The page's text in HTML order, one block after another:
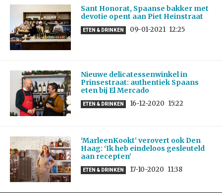
Sant Honorat, Spaanse bakker met
devotie opent aan Piet Heinstraat
ETEN & DRINKEN 09-01-2021 12:25
Nieuwe delicatessenwinkel in
Prinsestraat: authentiek Spaans
eten bij El Mercado
ETEN & DRINKEN 16-12-2020 15:22
‘MarleenKookt’ verovert ook Den
Haag: ‘Ik heb eindeloos gesleuteld
aan recepten’
ETEN & DRINKEN 17-10-2020 11:38